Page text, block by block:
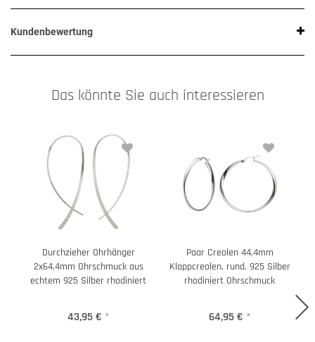
Kundenbewertung
Das könnte Sie auch interessieren
Durchzieher Ohrhänger
2x64,4mm Ohrschmuck aus
echtem 925 Silber rhodiniert
43,95 € *
Paar Creolen 44,4mm
Klappcreolen, rund, 925 Silber
rhodiniert Ohrschmuck
64,95 € *